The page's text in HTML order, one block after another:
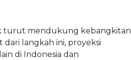
turut mendukung kebangkitan
langkah ini, proyeksi
di Indonesia dan